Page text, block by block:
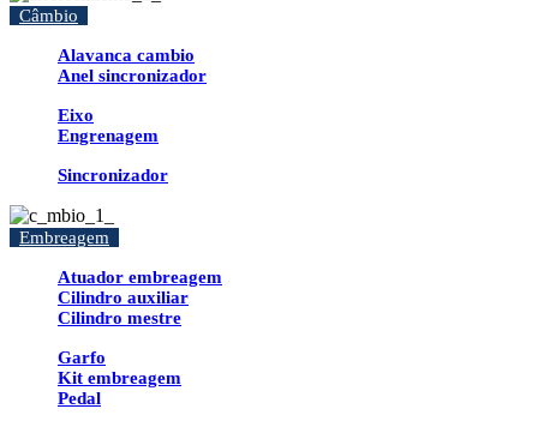
Câmbio
Alavanca cambio
Anel sincronizador
Eixo
Engrenagem
Sincronizador
Embreagem
Atuador embreagem
Cilindro auxiliar
Cilindro mestre
Garfo
Kit embreagem
Pedal